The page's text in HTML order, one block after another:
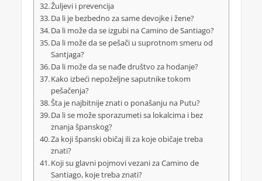
Žuljevi i prevencija
Da li je bezbedno za same devojke i žene?
Da li može da se izgubi na Camino de Santiago?
Da li može da se pešači u suprotnom smeru od
Santjaga?
Da li može da se nađe društvo za hodanje?
Kako izbeći nepoželjne saputnike tokom
pešačenja?
Šta je najbitnije znati o ponašanju na Putu?
Da li se može sporazumeti sa lokalcima i bez
znanja španskog?
Za koji španski običaj ili za koje običaje treba
znati?
Koji su glavni pojmovi vezani za Camino de
Santiago, koje treba znati?